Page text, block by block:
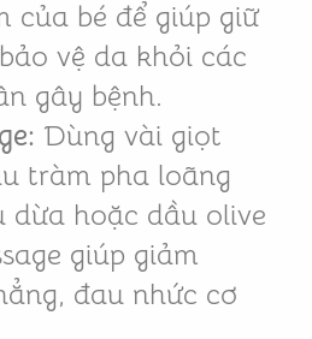
của bé để giúp giữ
vệ da khỏi các
gây bệnh.
Dùng vài giọt
tràm pha loãng
dừa hoặc dầu olive
giúp giảm
đau nhức cơ